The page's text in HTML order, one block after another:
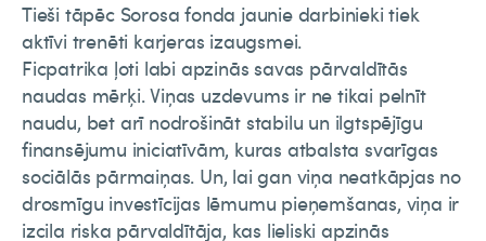
Tieši tāpēc Sorosa fonda jaunie darbinieki tiek
aktīvi trenēti karjeras izaugsmei.
Ficpatrika ļoti labi apzinās savas pārvaldītās
naudas mērķi. Viņas uzdevums ir ne tikai pelnīt
naudu, bet arī nodrošināt stabilu un ilgtspējīgu
finansējumu iniciatīvām, kuras atbalsta svarīgas
sociālās pārmaiņas. Un, lai gan viņa neatkāpjas no
drosmīgu investīcijas lēmumu pieņemšanas, viņa ir
izcila riska pārvaldītāja, kas lieliski apzinās